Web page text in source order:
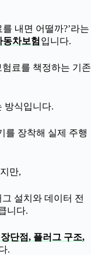
내면 어떨까?’라는
차보험 입니다.
료를 책정하는 기존
방식입니다.
를 장착해 실제 주행
만,
설치와 데이터 전
니다.
장단점, 플러그 구조,
.